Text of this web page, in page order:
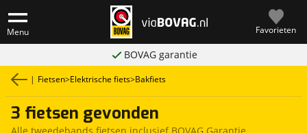
Menu Favorieten
BOVAG garantie
| Fietsen>Elektrische fiets>Bakfiets
3 fietsen gevonden